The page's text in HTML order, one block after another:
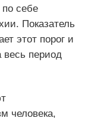
по себе
Показатель
этот порог и
весь период
человека,